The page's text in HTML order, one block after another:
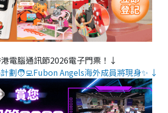
電腦通訊節2026電子門票！↓
劃🧑‍💻Fubon Angels海外成員將現身✨ ↓